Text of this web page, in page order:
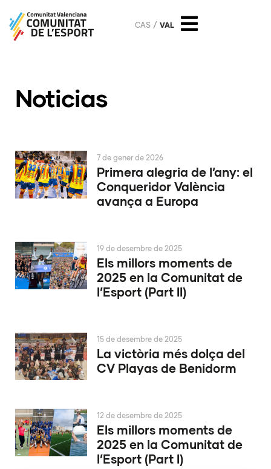
CAS VAL
Noticias
Primera alegria de l’any: el
Conqueridor València
avança a Europa
7 de gener de 2026
Els millors moments de
2025 en la Comunitat de
l’Esport (Part II)
19 de desembre de 2025
La victòria més dolça del
CV Playas de Benidorm
15 de desembre de 2025
Els millors moments de
2025 en la Comunitat de
l’Esport (Part I)
12 de desembre de 2025